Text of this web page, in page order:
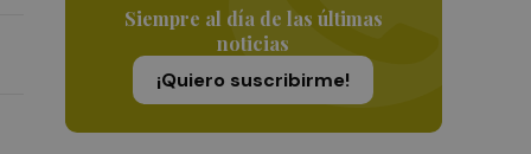
Siempre al día de las últimas
noticias
¡Quiero suscribirme!